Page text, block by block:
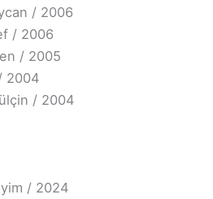
/ 2006
/ 2006
/ 2005
2004
/ 2004
/ 2024